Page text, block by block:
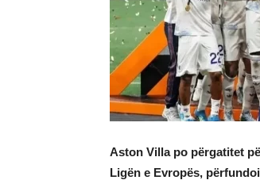
Aston Villa po përgatitet
Ligën e Evropës,